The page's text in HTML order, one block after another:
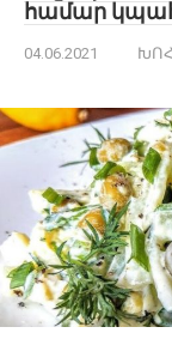
համար
04.06.2021